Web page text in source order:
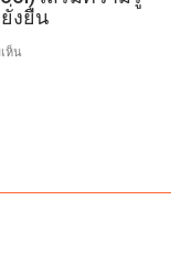
งยืน
ห็น
ว